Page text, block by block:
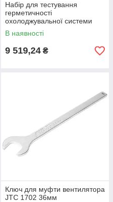
Набір для тестування
герметичності
охолоджувальної системи
JTC 1005 14ед.
В наявності
9 519,24 ₴
Ключ для муфти вентилятора
JTC 1702 36мм